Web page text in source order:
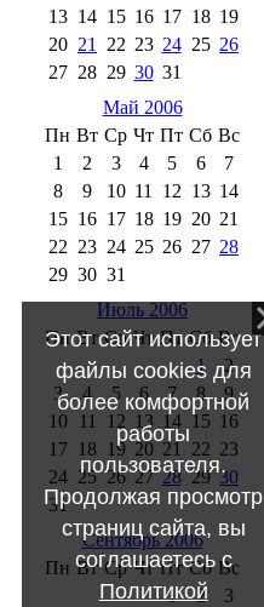
13 14 15 16 17 18 19
20 21 22 23 24 25 26
27 28 29 30 31
Май 2006
Пн Вт Ср Чт Пт Сб Вс
1
2 3 4 5 6
7
8
9 10 11 12 13 14
15 16 17 18 19 20 21
22 23 24 25 26 27 28
29 30 31
Июль 2006
Пн Вт Ср Чт Пт Сб Вс
1
2
3
4 5 6 7 8
9
10
11 12 13 14 15 16
17
18 19 20 21 22 23
24 25 26 27 28 29 30
31
Сентябрь 2006
Пн Вт Ср Чт Пт Сб Вс
1
2
3
Этот сайт использует
файлы cookies для
более комфортной
работы
пользователя.
Продолжая просмотр
страниц сайта, вы
соглашаетесь с
Политикой